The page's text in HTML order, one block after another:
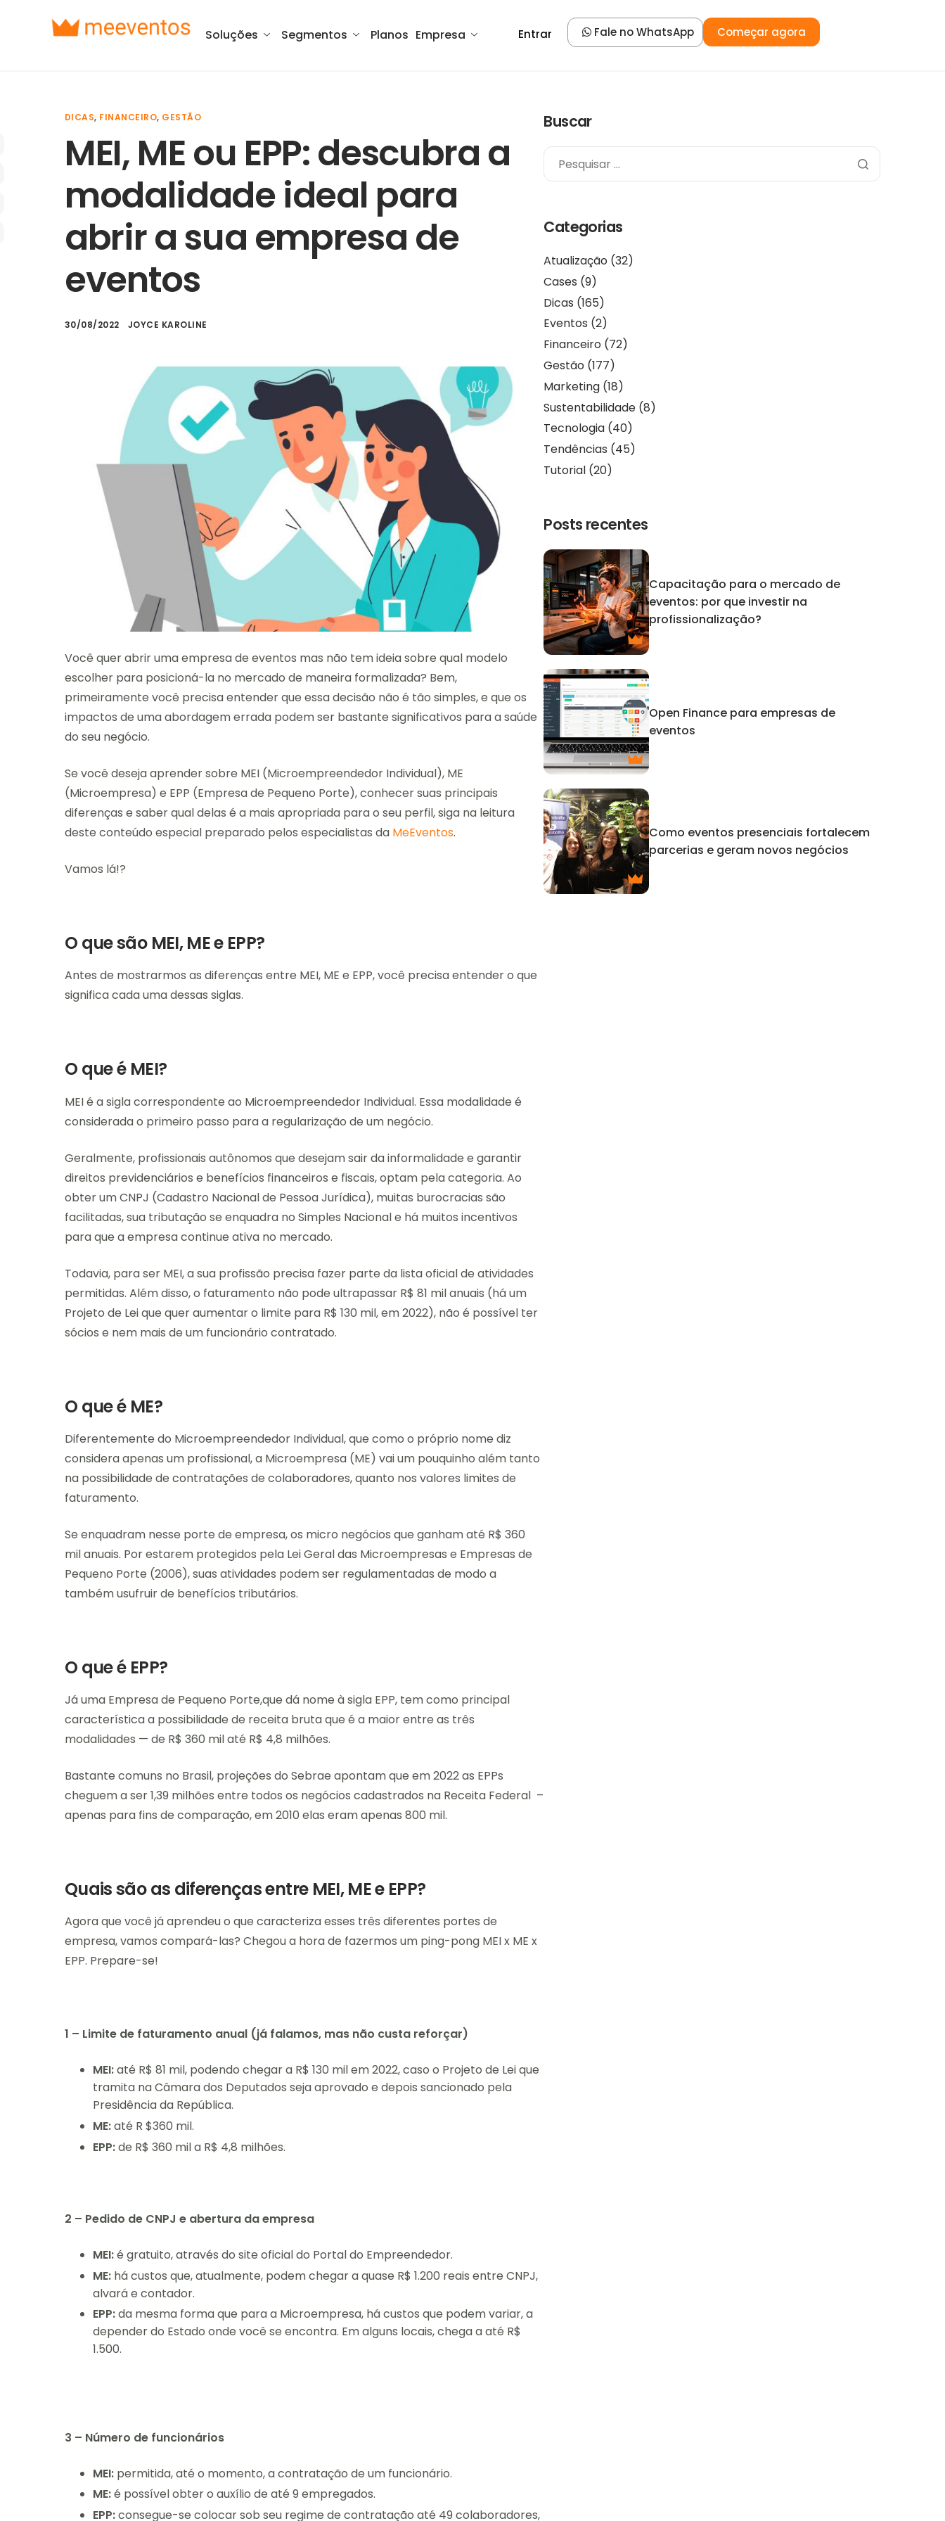
Soluções Segmentos Planos Empresa Entrar Fale no WhatsApp Começar agora
DICAS, FINANCEIRO, GESTÃO
MEI, ME ou EPP: descubra a
modalidade ideal para
abrir a sua empresa de
eventos
30/08/2022 JOYCE KAROLINE
Você quer abrir uma empresa de eventos mas não tem ideia sobre qual modelo
escolher para posicioná-la no mercado de maneira formalizada? Bem,
primeiramente você precisa entender que essa decisão não é tão simples, e que os
impactos de uma abordagem errada podem ser bastante significativos para a saúde
do seu negócio.
Se você deseja aprender sobre MEI (Microempreendedor Individual), ME
(Microempresa) e EPP (Empresa de Pequeno Porte), conhecer suas principais
diferenças e saber qual delas é a mais apropriada para o seu perfil, siga na leitura
deste conteúdo especial preparado pelos especialistas da MeEventos.
Vamos lá!?
O que são MEI, ME e EPP?
Antes de mostrarmos as diferenças entre MEI, ME e EPP, você precisa entender o que
significa cada uma dessas siglas.
O que é MEI?
MEI é a sigla correspondente ao Microempreendedor Individual. Essa modalidade é
considerada o primeiro passo para a regularização de um negócio.
Geralmente, profissionais autônomos que desejam sair da informalidade e garantir
direitos previdenciários e benefícios financeiros e fiscais, optam pela categoria. Ao
obter um CNPJ (Cadastro Nacional de Pessoa Jurídica), muitas burocracias são
facilitadas, sua tributação se enquadra no Simples Nacional e há muitos incentivos
para que a empresa continue ativa no mercado.
Todavia, para ser MEI, a sua profissão precisa fazer parte da lista oficial de atividades
permitidas. Além disso, o faturamento não pode ultrapassar R$ 81 mil anuais (há um
Projeto de Lei que quer aumentar o limite para R$ 130 mil, em 2022), não é possível ter
sócios e nem mais de um funcionário contratado.
O que é ME?
Diferentemente do Microempreendedor Individual, que como o próprio nome diz
considera apenas um profissional, a Microempresa (ME) vai um pouquinho além tanto
na possibilidade de contratações de colaboradores, quanto nos valores limites de
faturamento.
Se enquadram nesse porte de empresa, os micro negócios que ganham até R$ 360
mil anuais. Por estarem protegidos pela Lei Geral das Microempresas e Empresas de
Pequeno Porte (2006), suas atividades podem ser regulamentadas de modo a
também usufruir de benefícios tributários.
O que é EPP?
Já uma Empresa de Pequeno Porte,que dá nome à sigla EPP, tem como principal
característica a possibilidade de receita bruta que é a maior entre as três
modalidades — de R$ 360 mil até R$ 4,8 milhões.
Bastante comuns no Brasil, projeções do Sebrae apontam que em 2022 as EPPs
cheguem a ser 1,39 milhões entre todos os negócios cadastrados na Receita Federal –
apenas para fins de comparação, em 2010 elas eram apenas 800 mil.
Quais são as diferenças entre MEI, ME e EPP?
Agora que você já aprendeu o que caracteriza esses três diferentes portes de
empresa, vamos compará-las? Chegou a hora de fazermos um ping-pong MEI x ME x
EPP. Prepare-se!
1 – Limite de faturamento anual (já falamos, mas não custa reforçar)
MEI:até R$ 81 mil, podendo chegar a R$ 130 mil em 2022, caso o Projeto de Lei que
tramita na Câmara dos Deputados seja aprovado e depois sancionado pela
Presidência da República.
ME:até R $360 mil.
EPP:de R$ 360 mil a R$ 4,8 milhões.
2 – Pedido de CNPJ e abertura da empresa
MEI:é gratuito, através do site oficial do Portal do Empreendedor.
ME: há custos que, atualmente, podem chegar a quase R$ 1.200 reais entre CNPJ,
alvará e contador.
EPP:da mesma forma que para a Microempresa, há custos que podem variar, a
depender do Estado onde você se encontra. Em alguns locais, chega a até R$
1.500.
3 – Número de funcionários
MEI: permitida, até o momento, a contratação de um funcionário.
ME:é possível obter o auxílio de até 9 empregados.
EPP:consegue-se colocar sob seu regime de contratação até 49 colaboradores,
Buscar
Categorias
Atualização (32)
Cases (9)
Dicas (165)
Eventos (2)
Financeiro (72)
Gestão (177)
Marketing (18)
Sustentabilidade (8)
Tecnologia (40)
Tendências (45)
Tutorial (20)
Posts recentes
Capacitação para o mercado de
eventos: por que investir na
profissionalização?
Open Finance para empresas de
eventos
Como eventos presenciais fortalecem
parcerias e geram novos negócios